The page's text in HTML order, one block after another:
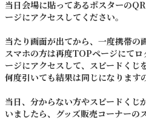
当日会場に貼ってあるポスターの
ージにアクセスしてください。
当たり画面が出てから、一度携帯の
スマホの方は再度TOPページにて
ージにアクセスして、スピードくじ
何度引いても結果は同じになります
当日、分からない方やスピードくじ
いましたら、グッズ販売コーナーの